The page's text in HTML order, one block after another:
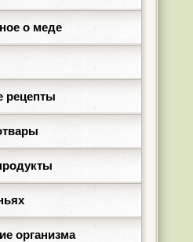
о меде
рецепты
организма